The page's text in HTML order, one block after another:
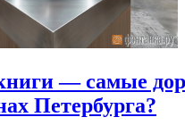
— самые
Петербурга?